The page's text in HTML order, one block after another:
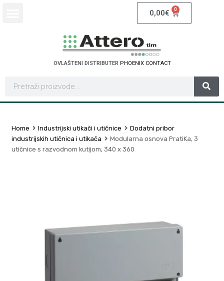
0,00€ 0
OVLAŠTENI DISTRIBUTER PHOENIX CONTACT
Home Industrijski utikači i utičnice
Dodatni pribor
industrijskih utičnica i utikača
Modularna osnova PratiKa, 3
utičnice s razvodnom kutijom, 340 x 360